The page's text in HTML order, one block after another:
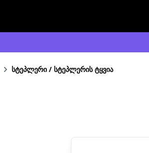
სტეპლერი / სტეპლერის ტყვია